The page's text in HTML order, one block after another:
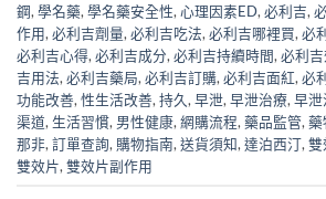
鋼, 學名藥, 學名藥安全性, 心理因素ED, 必利吉,
作用, 必利吉劑量, 必利吉吃法, 必利吉哪裡買, 必
必利吉心得, 必利吉成分, 必利吉持續時間, 必利
吉用法, 必利吉藥局, 必利吉訂購, 必利吉面紅, 必
功能改善, 性生活改善, 持久, 早泄, 早泄治療, 早泄
渠道, 生活習慣, 男性健康, 網購流程, 藥品監管, 藥
那非, 訂單查詢, 購物指南, 送貨須知, 達泊西汀, 雙
雙效片, 雙效片副作用